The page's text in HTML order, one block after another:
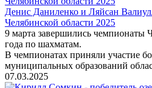
Денис Даниленко и Ляйсан
Челябинской области 2025
9 марта завершились чемпионаты
года по шахматам.
В чемпионатах приняли участие
муниципальных образований
07.03.2025